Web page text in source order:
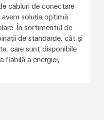
cabluri de conectare
soluția optimă
În sortimentul de
de standarde, cât și
care sunt disponibile
fiabilă a energiei,